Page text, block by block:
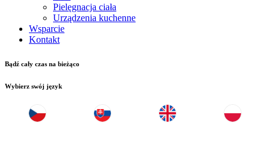
Pielęgnacja ciała
Urządzenia kuchenne
Wsparcie
Kontakt
Bądź cały czas na bieżąco
Wybierz swój język